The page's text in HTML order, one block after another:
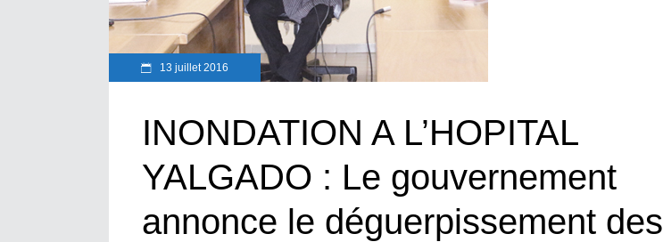
13 juillet 2016
INONDATION A L’HOPITAL
YALGADO : Le gouvernement
annonce le déguerpissement des